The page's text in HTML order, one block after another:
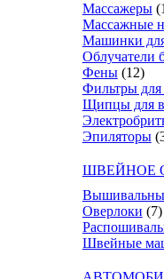
Массажеры
Массажные
Машинки
Облучатели
Фены (12)
Фильтры
Щипцы для
Эпиляторы
ШВЕЙНОЕ
Оверлоки (7)
Швейные